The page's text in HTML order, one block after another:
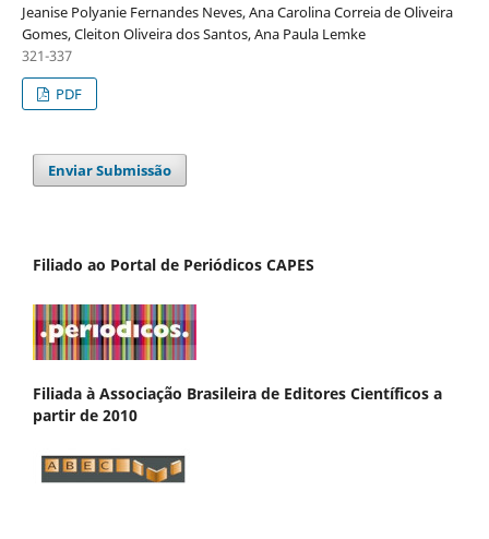
Jeanise Polyanie Fernandes Neves, Ana Carolina Correia de Oliveira
Gomes, Cleiton Oliveira dos Santos, Ana Paula Lemke
321-337
PDF
Enviar Submissão
Filiado ao Portal de Periódicos CAPES
Filiada à Associação Brasileira de Editores Científicos a
partir de 2010